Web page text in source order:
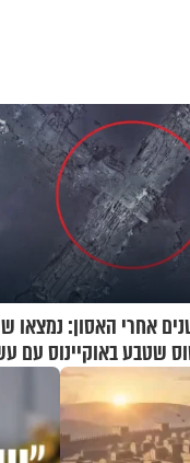
שנים אחרי האסון: נמצאו
שטבע באוקיינוס עם